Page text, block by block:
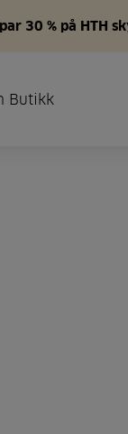
30 % på HTH
Butikk